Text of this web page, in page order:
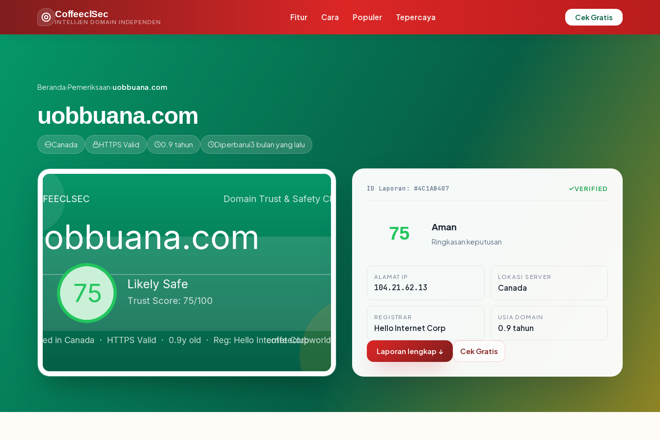
CoffeeclSec
INTELIJEN DOMAIN INDEPENDEN
Fitur Cara Populer Tepercaya Cek Gratis
Beranda›Pemeriksaan›uobbuana.com
uobbuana.com
Canada HTTPS Valid 0.9 tahun Diperbarui3 bulan yang lalu
ID Laporan: #4C1AB407 VERIFIED
75 Aman
Ringkasan keputusan
ALAMAT IP
104.21.62.13
LOKASI SERVER
Canada
REGISTRAR
Hello Internet Corp
USIA DOMAIN
0.9 tahun
Laporan lengkap ↓ Cek Gratis